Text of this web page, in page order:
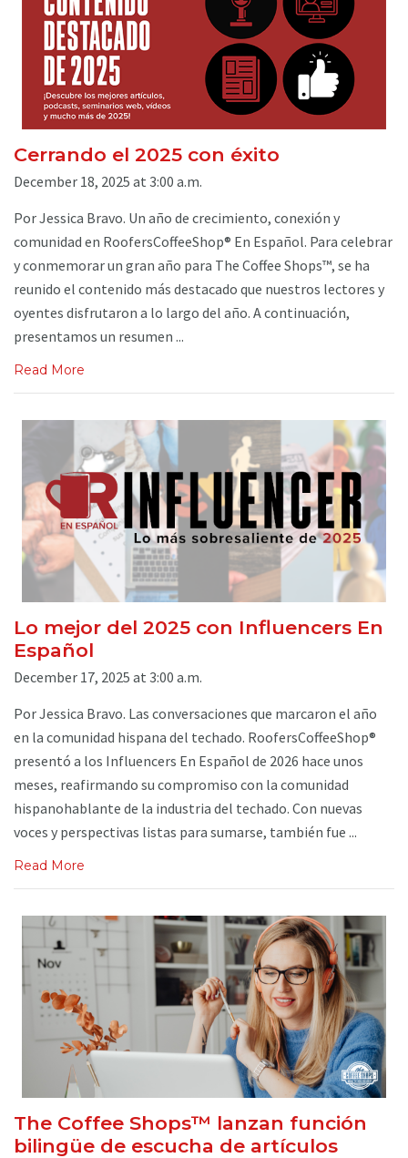
Cerrando el 2025 con éxito
December 18, 2025 at 3:00 a.m.
Por Jessica Bravo. Un año de crecimiento, conexión y
comunidad en RoofersCoffeeShop® En Español. Para celebrar
y conmemorar un gran año para The Coffee Shops™, se ha
reunido el contenido más destacado que nuestros lectores y
oyentes disfrutaron a lo largo del año. A continuación,
presentamos un resumen ...
Read More
Lo mejor del 2025 con Influencers En
Español
December 17, 2025 at 3:00 a.m.
Por Jessica Bravo. Las conversaciones que marcaron el año
en la comunidad hispana del techado. RoofersCoffeeShop®
presentó a los Influencers En Español de 2026 hace unos
meses, reafirmando su compromiso con la comunidad
hispanohablante de la industria del techado. Con nuevas
voces y perspectivas listas para sumarse, también fue ...
Read More
The Coffee Shops™ lanzan función
bilingüe de escucha de artículos